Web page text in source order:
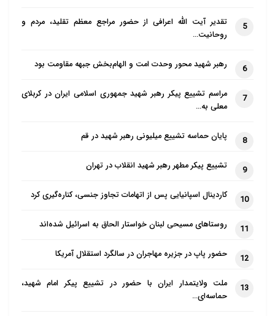
5
تقدیر آیت الله اعرافی از حضور مراجع معظم تقلید، مردم و
روحانیت…
6 رهبر شهید محور وحدت امت و الهام‌بخش جبهه مقاومت بود
7
مراسم تشییع پیکر رهبر شهید جمهوری اسلامی ایران در کربلای
معلی به…
8 پایان حماسه تشییع میلیونی رهبر شهید در قم
9 تشییع پیکر مطهر رهبر شهید انقلاب در تهران
10 کاردینال اسپانیایی پس از اتهامات تجاوز جنسی، کناره‌گیری کرد
11 روستاهای مسیحی لبنان خواستار الحاق به اسرائیل شده‌اند
12 حضور پاپ در جزیره مهاجران در سالگرد استقلال آمریکا
13
ملت ولایتمدار ایران با حضور در تشییع پیکر امام شهید،
حماسه‌ای…